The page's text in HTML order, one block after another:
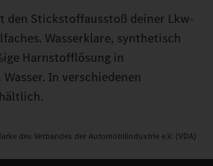
den Stickstoffausstoß deiner Lkw-
Wasserklare, synthetisch
Harnstofflösung in
In verschiedenen
des Verbandes der Automobilindustrie e.V. (VDA)